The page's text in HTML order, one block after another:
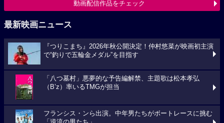
動画配信作品をチェック
最新映画ニュース
『つりこまち』2026年秋公開決定！仲村悠菜が映画初主演
で“釣りで五輪金メダル”を目指す
「八つ墓村」悪夢的な予告編解禁、主題歌は松本孝弘
（B’z）率いるTMGが担当
フランシス・ンら出演。中年男たちがボートレースに挑む